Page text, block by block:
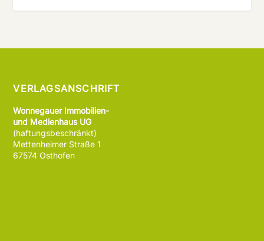
VERLAGSANSCHRIFT
Wonnegauer Immobilien-
und Medienhaus UG
(haftungsbeschränkt)
Mettenheimer Straße 1
67574 Osthofen